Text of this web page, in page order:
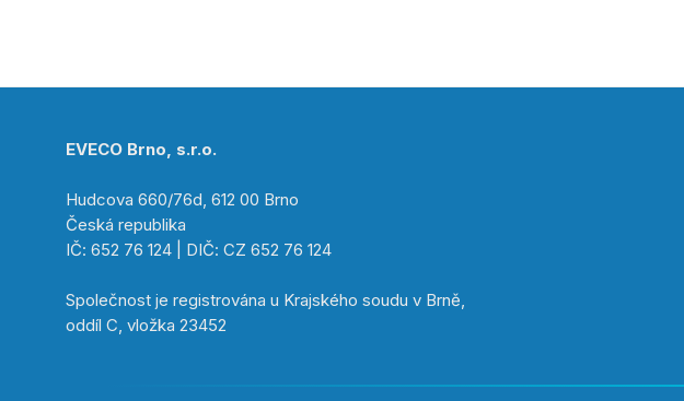
EVECO Brno, s.r.o.
Hudcova 660/76d, 612 00 Brno
Česká republika
IČ: 652 76 124 | DIČ: CZ 652 76 124
Společnost je registrována u Krajského soudu v Brně,
oddíl C, vložka 23452